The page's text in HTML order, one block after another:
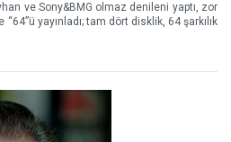
ve Sony&BMG olmaz denileni yaptı, zor
“64”ü yayınladı; tam dört disklik, 64 şarkılık